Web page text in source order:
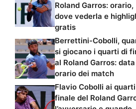
Roland Garros: orario,
dove vederla e
gratis
Berrettini-Cobolli,
si giocano i quarti di
al Roland Garros:
orario dei match
Flavio Cobolli ai
finale del Roland